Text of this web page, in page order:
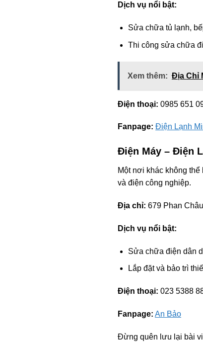
Dịch vụ nổi bật:
Sửa chữa tủ lạnh,
Thi công sửa chữa
Xem thêm: Địa Chỉ
Điện thoại: 0985 651
Fanpage: Điện Lạnh
Điện Máy – Điện
Một nơi khác không
và điện công nghiệp.
Địa chỉ: 679 Phan
Dịch vụ nổi bật:
Sửa chữa điện dân
Lắp đặt và bảo trì
Điện thoại: 023 5388
Fanpage: An Bảo
Đừng quên lưu lại bài